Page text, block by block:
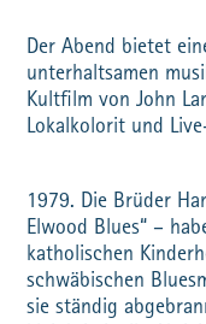
Der Abend bietet
unterhaltsamen
Kultfilm von John
Lokalkolorit und
1979. Die Brüder
Elwood Blues“ –
katholischen
schwäbischen
sie ständig